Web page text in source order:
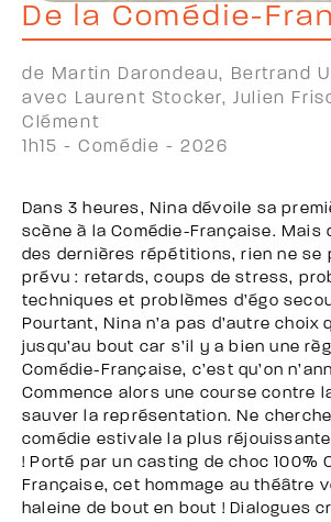
De la Comédie-
de Martin Darondeau, Bertrand
avec Laurent Stocker, Julien
Clément
1h15 - Comédie - 2026
Dans 3 heures, Nina dévoile sa
scène à la Comédie-Française. Mais
des dernières répétitions, rien ne se
prévu : retards, coups de stress,
techniques et problèmes d’égo
Pourtant, Nina n’a pas d’autre choix
jusqu’au bout car s’il y a bien une
Comédie-Française, c’est qu’on
Commence alors une course contre
sauver la représentation. Ne
comédie estivale la plus
! Porté par un casting de choc 100%
Française, cet hommage au théâtre
haleine de bout en bout ! Dialogues